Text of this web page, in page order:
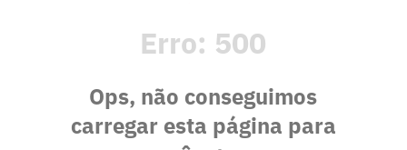
Erro: 500
Ops, não conseguimos
carregar esta página para